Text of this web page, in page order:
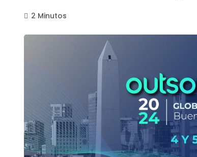
2 Minutos